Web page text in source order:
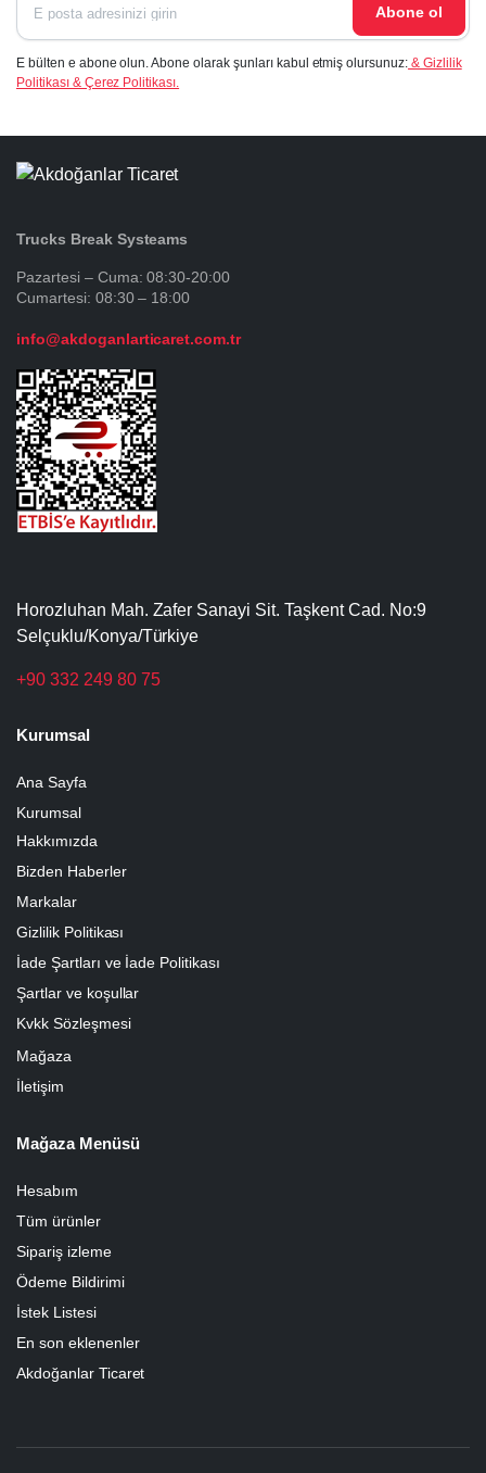
Abone ol
E bülten e abone olun. Abone olarak şunları kabul etmiş olursunuz: & Gizlilik
Politikası & Çerez Politikası.
Trucks Break Systeams
Pazartesi – Cuma: 08:30-20:00
Cumartesi: 08:30 – 18:00
info@akdoganlarticaret.com.tr
Horozluhan Mah. Zafer Sanayi Sit. Taşkent Cad. No:9
Selçuklu/Konya/Türkiye
+90 332 249 80 75
Kurumsal
Ana Sayfa
Kurumsal
Hakkımızda
Bizden Haberler
Markalar
Gizlilik Politikası
İade Şartları ve İade Politikası
Şartlar ve koşullar
Kvkk Sözleşmesi
Mağaza
İletişim
Mağaza Menüsü
Hesabım
Tüm ürünler
Sipariş izleme
Ödeme Bildirimi
İstek Listesi
En son eklenenler
Akdoğanlar Ticaret